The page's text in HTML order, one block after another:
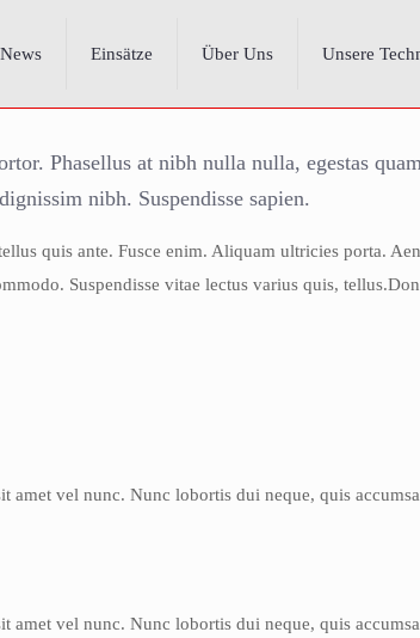
News Einsätze Über Uns Unsere
Phasellus at nibh nulla nulla, egestas
nibh. Suspendisse sapien.
quis ante. Fusce enim. Aliquam ultricies porta.
Suspendisse vitae lectus varius quis,
amet vel nunc. Nunc lobortis dui neque, quis
amet vel nunc. Nunc lobortis dui neque, quis